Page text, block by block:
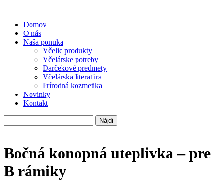
Domov
O nás
Naša ponuka
Včelie produkty
Včelárske potreby
Darčekové predmety
Včelárska literatúra
Prírodná kozmetika
Novinky
Kontakt
Bočná konopná uteplivka – pre
B rámiky